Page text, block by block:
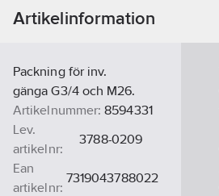
Artikelinformation
Packning för inv.
gänga G3/4 och M26.
Artikelnummer: 8594331
Lev.
artikelnr:
3788-0209
Ean
artikelnr:
7319043788022